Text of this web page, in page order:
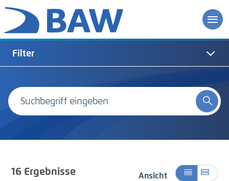
Filter
16Ergebnisse Ansicht